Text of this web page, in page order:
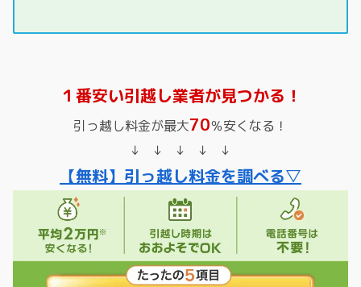
１番安い引越し業者が見つかる！
引っ越し料金が最大70％安くなる！
↓ ↓ ↓ ↓ ↓
【無料】引っ越し料金を調べる▽